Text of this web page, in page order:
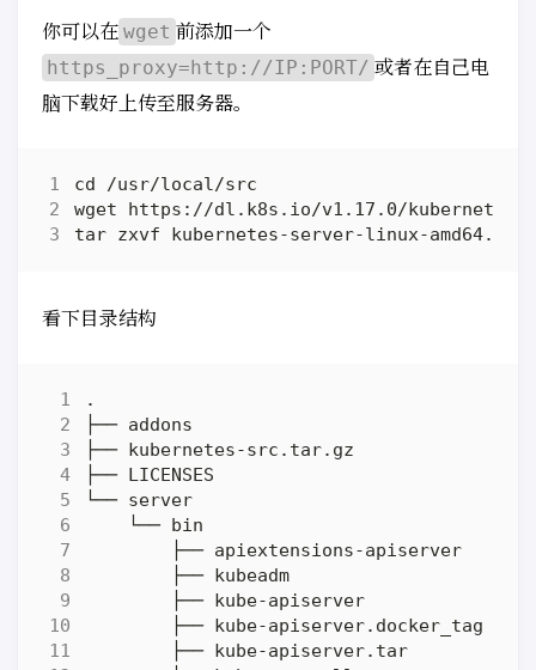
你可以在 wget 前添加一个
https_proxy=http://IP:PORT/ 或者在自己电
脑下载好上传至服务器。
看下目录结构